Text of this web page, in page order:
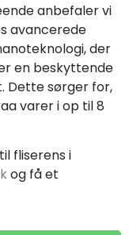
anbefaler vi
avancerede
der
en beskyttende
Dette sørger for,
varer i op til 8
fliserens i
og få et